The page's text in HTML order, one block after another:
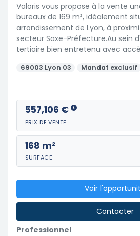
Valoris vous propose à la vente
bureaux de 169 m², idéalement
arrondissement de Lyon, à
secteur Saxe-Préfecture.Au sein
tertiaire bien entretenu avec
69003 Lyon 03 Mandat exclusif
557,106 €
PRIX DE VENTE
168 m²
SURFACE
Professionnel
Voir
Contacter